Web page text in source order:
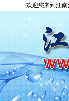
欢迎您来到江南